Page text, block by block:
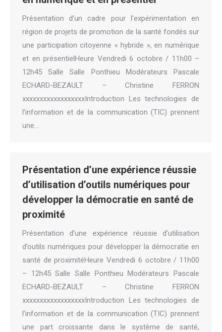
Présentation d’un cadre pour l’expérimentation en
région de projets de promotion de la santé fondés sur
une participation citoyenne « hybride », en numérique
et en présentielHeure Vendredi 6 octobre / 11h00 –
12h45 Salle Salle Ponthieu Modérateurs Pascale
ECHARD-BEZAULT – Christine FERRON
xxxxxxxxxxxxxxxxxxIntroduction Les technologies de
l’information et de la communication (TIC) prennent
une…
Présentation d’une expérience réussie
d’utilisation d’outils numériques pour
développer la démocratie en santé de
proximité
Présentation d’une expérience réussie d’utilisation
d’outils numériques pour développer la démocratie en
santé de proximitéHeure Vendredi 6 octobre / 11h00
– 12h45 Salle Salle Ponthieu Modérateurs Pascale
ECHARD-BEZAULT – Christine FERRON
xxxxxxxxxxxxxxxxxxIntroduction Les technologies de
l’information et de la communication (TIC) prennent
une part croissante dans le système de santé,